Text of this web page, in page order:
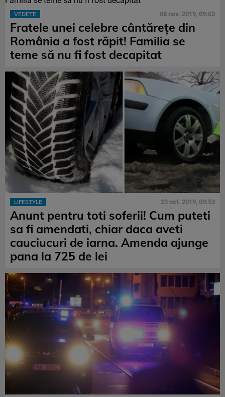
VEDETE 08 nov. 2019, 09:03
Fratele unei celebre cântărețe din
România a fost răpit! Familia se
teme să nu fi fost decapitat
LIFESTYLE 23 oct. 2019, 09:53
Anunt pentru toti soferii! Cum puteti
sa fi amendati, chiar daca aveti
cauciucuri de iarna. Amenda ajunge
pana la 725 de lei